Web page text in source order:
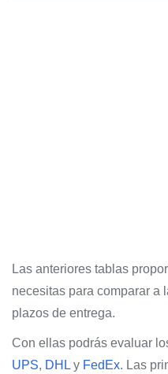
Las anteriores tablas
necesitas para comparar a
plazos de entrega.
Con ellas podrás evaluar
UPS, DHL y FedEx. Las